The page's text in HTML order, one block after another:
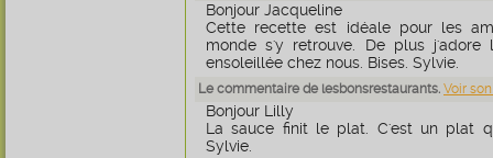
Bonjour Jacqueline
Cette recette est idéale pour les
monde s'y retrouve. De plus j'adore
ensoleillée chez nous. Bises. Sylvie.
Le commentaire de lesbonsrestaurants. Voir
Bonjour Lilly
La sauce finit le plat. C'est un plat
Sylvie.